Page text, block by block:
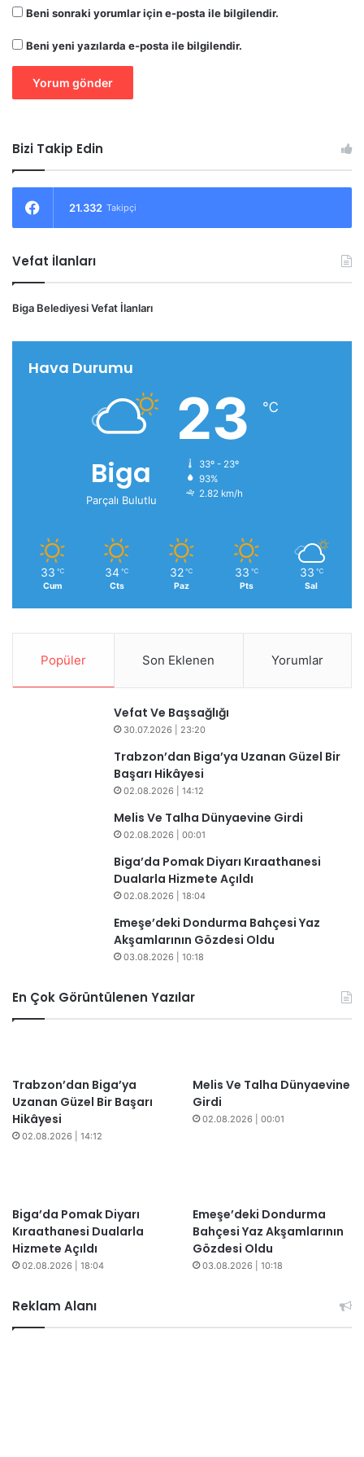
Beni sonraki yorumlar için e-posta ile bilgilendir.
Beni yeni yazılarda e-posta ile bilgilendir.
Bizi Takip Edin
21.332 Takipçi
Vefat İlanları
Biga Belediyesi Vefat İlanları
Hava Durumu
Biga
Parçalı Bulutlu
23 ℃
33º - 23º
93%
2.82 km/h
33 ℃
Cum
34 ℃
Cts
32 ℃
Paz
33 ℃
Pts
33 ℃
Sal
Popüler Son Eklenen Yorumlar
Vefat Ve Başsağlığı
30.07.2026 | 23:20
Trabzon’dan Biga’ya Uzanan Güzel Bir
Başarı Hikâyesi
02.08.2026 | 14:12
Melis Ve Talha Dünyaevine Girdi
02.08.2026 | 00:01
Biga’da Pomak Diyarı Kıraathanesi
Dualarla Hizmete Açıldı
02.08.2026 | 18:04
​​Emeşe’deki Dondurma Bahçesi Yaz
Akşamlarının Gözdesi Oldu
03.08.2026 | 10:18
En Çok Görüntülenen Yazılar
Trabzon’dan Biga’ya
Uzanan Güzel Bir Başarı
Hikâyesi
02.08.2026 | 14:12
Melis Ve Talha Dünyaevine
Girdi
02.08.2026 | 00:01
Biga’da Pomak Diyarı
Kıraathanesi Dualarla
Hizmete Açıldı
02.08.2026 | 18:04
Emeşe’deki Dondurma
Bahçesi Yaz Akşamlarının
Gözdesi Oldu
03.08.2026 | 10:18
Reklam Alanı